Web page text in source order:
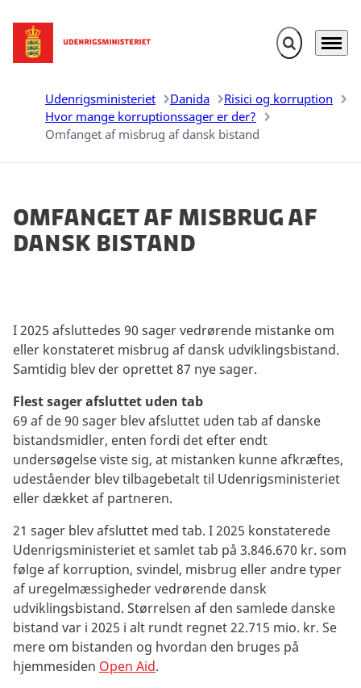
Gå til forsiden Fold søgefelt
Menu
Udenrigsministeriet Danida
Risici og korruption
Hvor mange korruptionssager er der?
Omfanget af misbrug af dansk bistand
Omfanget af misbrug af
dansk bistand
I 2025 afsluttedes 90 sager vedrørende mistanke om
eller konstateret misbrug af dansk udviklingsbistand.
Samtidig blev der oprettet 87 nye sager.
Flest sager afsluttet uden tab
69 af de 90 sager blev afsluttet uden tab af danske
bistandsmidler, enten fordi det efter endt
undersøgelse viste sig, at mistanken kunne afkræftes,
udeståender blev tilbagebetalt til Udenrigsministeriet
eller dækket af partneren.
21 sager blev afsluttet med tab. I 2025 konstaterede
Udenrigsministeriet et samlet tab på 3.846.670 kr. som
følge af korruption, svindel, misbrug eller andre typer
af uregelmæssigheder vedrørende dansk
udviklingsbistand. Størrelsen af den samlede danske
bistand var i 2025 i alt rundt regnet 22.715 mio. kr. Se
mere om bistanden og hvordan den bruges på
hjemmesiden Open Aid.